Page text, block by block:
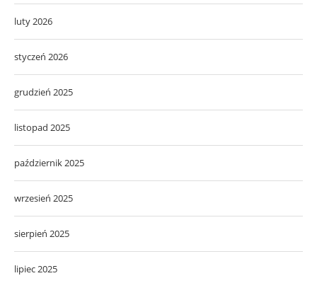
luty 2026
styczeń 2026
grudzień 2025
listopad 2025
październik 2025
wrzesień 2025
sierpień 2025
lipiec 2025